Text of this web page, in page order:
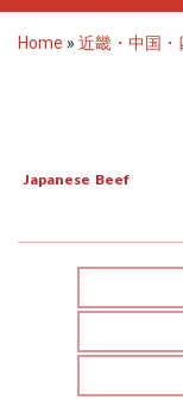
Home » 近畿・中国・
Japanese Beef